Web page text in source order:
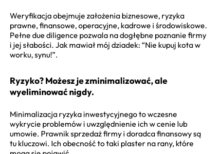
Weryfikacja obejmuje założenia biznesowe, ryzyka
prawne, finansowe, operacyjne, kadrowe i środowiskowe.
Pełne due diligence pozwala na dogłębne poznanie firmy
i jej słabości. Jak mawiał mój dziadek: “Nie kupuj kota w
worku, synu!”.
Ryzyko? Możesz je zminimalizować, ale
wyeliminować nigdy.
Minimalizacja ryzyka inwestycyjnego to wczesne
wykrycie problemów i uwzględnienie ich w cenie lub
umowie. Prawnik sprzedaż firmy i doradca finansowy są
tu kluczowi. Ich obecność to taki plaster na rany, które